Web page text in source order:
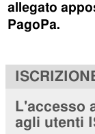
allegato
PagoPa.
L'accesso
agli utenti